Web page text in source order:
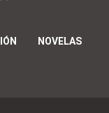
NOVELAS